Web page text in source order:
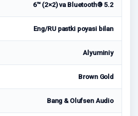
6™ (2×2) va Bluetooth® 5.2
Eng/RU pastki poyasi bilan
Alyuminiy
Brown Gold
Bang & Olufsen Audio